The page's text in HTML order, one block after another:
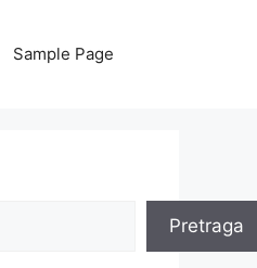
Sample Page
Pretraga